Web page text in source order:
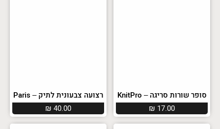
סופר שורות סריגה – KnitPro
₪ 17.00
רצועה צבעונית לתיק – Paris
₪ 40.00